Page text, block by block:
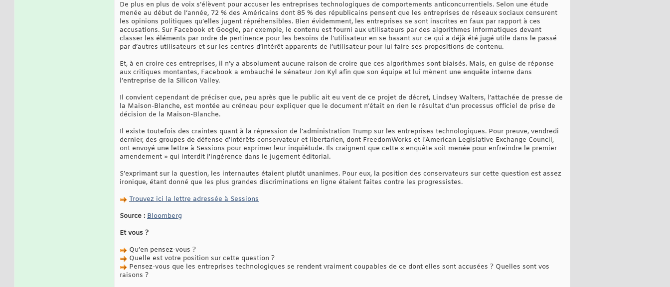
De plus en plus de voix s’élèvent pour accuser les entreprises technologiques de comportements anticoncurrentiels. Selon une étude
menée au début de l’année, 72 % des Américains dont 85 % des républicains pensent que les entreprises de réseaux sociaux censurent
les opinions politiques qu’elles jugent répréhensibles. Bien évidemment, les entreprises se sont inscrites en faux par rapport à ces
accusations. Sur Facebook et Google, par exemple, le contenu est fourni aux utilisateurs par des algorithmes informatiques devant
classer les éléments par ordre de pertinence pour les besoins de l’utilisateur en se basant sur ce qui a déjà été jugé utile dans le passé
par d’autres utilisateurs et sur les centres d’intérêt apparents de l’utilisateur pour lui faire ses propositions de contenu.
Et, à en croire ces entreprises, il n’y a absolument aucune raison de croire que ces algorithmes sont biaisés. Mais, en guise de réponse
aux critiques montantes, Facebook a embauché le sénateur Jon Kyl afin que son équipe et lui mènent une enquête interne dans
l’entreprise de la Silicon Valley.
Il convient cependant de préciser que, peu après que le public ait eu vent de ce projet de décret, Lindsey Walters, l’attachée de presse de
la Maison-Blanche, est montée au créneau pour expliquer que le document n’était en rien le résultat d’un processus officiel de prise de
décision de la Maison-Blanche.
Il existe toutefois des craintes quant à la répression de l'administration Trump sur les entreprises technologiques. Pour preuve, vendredi
dernier, des groupes de défense d'intérêts conservateur et libertarien, dont FreedomWorks et l'American Legislative Exchange Council,
ont envoyé une lettre à Sessions pour exprimer leur inquiétude. Ils craignent que cette « enquête soit menée pour enfreindre le premier
amendement » qui interdit l'ingérence dans le jugement éditorial.
S’exprimant sur la question, les internautes étaient plutôt unanimes. Pour eux, la position des conservateurs sur cette question est assez
ironique, étant donné que les plus grandes discriminations en ligne étaient faites contre les progressistes.
Trouvez ici la lettre adressée à Sessions
Source : Bloomberg
Et vous ?
Qu’en pensez-vous ?
Quelle est votre position sur cette question ?
Pensez-vous que les entreprises technologiques se rendent vraiment coupables de ce dont elles sont accusées ? Quelles sont vos
raisons ?